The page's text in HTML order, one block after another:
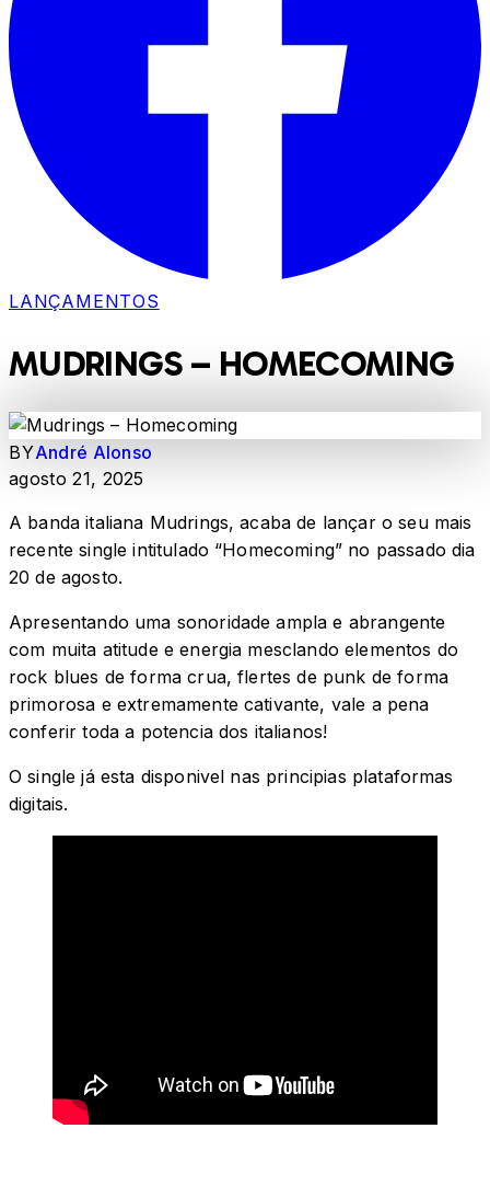
LANÇAMENTOS
MUDRINGS – HOMECOMING
BYAndré Alonso
agosto 21, 2025
A banda italiana Mudrings, acaba de lançar o seu mais
recente single intitulado “Homecoming” no passado dia
20 de agosto.
Apresentando uma sonoridade ampla e abrangente
com muita atitude e energia mesclando elementos do
rock blues de forma crua, flertes de punk de forma
primorosa e extremamente cativante, vale a pena
conferir toda a potencia dos italianos!
O single já esta disponivel nas principias plataformas
digitais.